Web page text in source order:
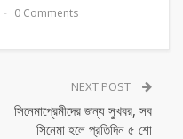
0 Comments
NEXT POST
সিনেমাপ্রেমীদের জন্য সুখবর, সব
সিনেমা হলে প্রতিদিন ৫ শো